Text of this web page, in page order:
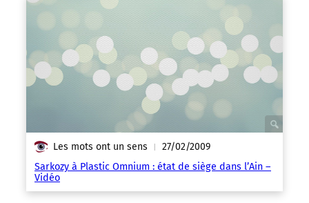
Les mots ont un sens | 27/02/2009
Sarkozy à Plastic Omnium : état de siège dans l’Ain –
Vidéo